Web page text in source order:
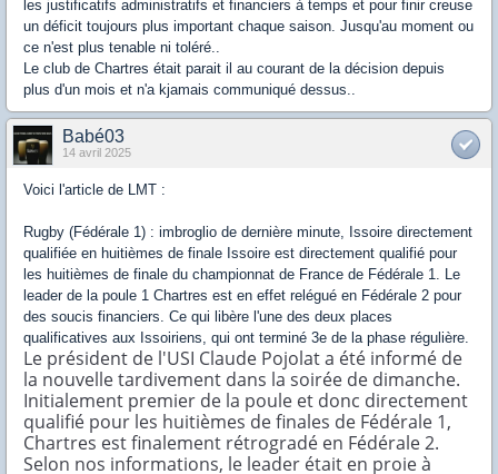
les justificatifs administratifs et financiers à temps et pour finir creuse
un déficit toujours plus important chaque saison. Jusqu'au moment ou
ce n'est plus tenable ni toléré..
Le club de Chartres était parait il au courant de la décision depuis
plus d'un mois et n'a kjamais communiqué dessus..
Babé03
14 avril 2025
Voici l'article de LMT :
Rugby (Fédérale 1) : imbroglio de dernière minute, Issoire directement
qualifiée en huitièmes de finale Issoire est directement qualifié pour
les huitièmes de finale du championnat de France de Fédérale 1. Le
leader de la poule 1 Chartres est en effet relégué en Fédérale 2 pour
des soucis financiers. Ce qui libère l'une des deux places
qualificatives aux Issoiriens, qui ont terminé 3e de la phase régulière.
Le président de l'USI Claude Pojolat a été informé de
la nouvelle tardivement dans la soirée de dimanche.
Initialement premier de la poule et donc directement
qualifié pour les huitièmes de finales de Fédérale 1,
Chartres est finalement rétrogradé en Fédérale 2.
Selon nos informations, le leader était en proie à